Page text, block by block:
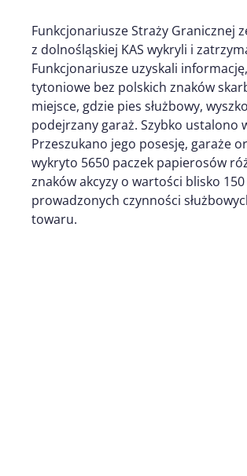
Funkcjonariusze Straży Granicznej
z dolnośląskiej KAS wykryli i
Funkcjonariusze uzyskali
tytoniowe bez polskich znaków
miejsce, gdzie pies służbowy,
podejrzany garaż. Szybko ustalono
Przeszukano jego posesję, garaże
wykryto 5650 paczek papierosów
znaków akcyzy o wartości blisko
prowadzonych czynności
towaru.